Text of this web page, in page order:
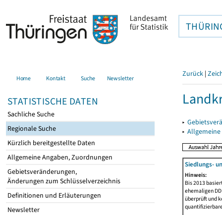
Home Kontakt Suche Newsletter
STATISTISCHE DATEN
Sachliche Suche
Regionale Suche
Kürzlich bereitgestellte Daten
Allgemeine Angaben, Zuordnungen
Gebietsveränderungen,
Änderungen zum Schlüsselverzeichnis
Definitionen und Erläuterungen
Newsletter
Zurück |
▸
▸
Siedlungs-
Hinweis:
Bis 2013
ehemaligen
überprüft und